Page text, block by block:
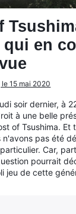
qui en
15 mai 2020
soir dernier, à
à une belle
of Tsushima. Et
n'avons pas été
Car,
pourrait
jeu de cette